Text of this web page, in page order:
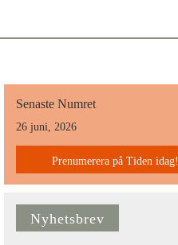
Senaste Numret
26 juni, 2026
Prenumerera på Tiden idag!
Nyhetsbrev